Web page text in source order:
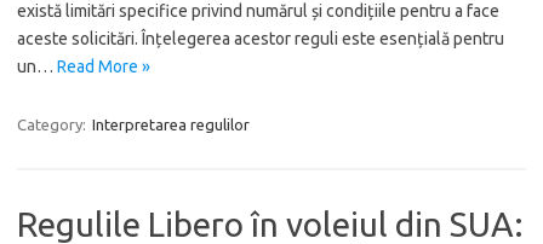
există limitări specifice privind numărul și condițiile pentru a face
aceste solicitări. Înțelegerea acestor reguli este esențială pentru
un… Read More »
Category: Interpretarea regulilor
Regulile Libero în voleiul din SUA: